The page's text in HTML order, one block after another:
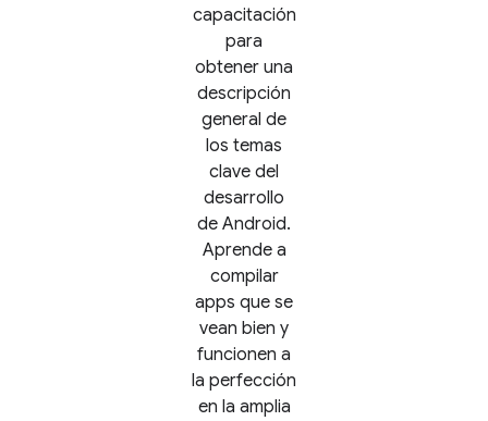
capacitación
para
obtener una
descripción
general de
los temas
clave del
desarrollo
de Android.
Aprende a
compilar
apps que se
vean bien y
funcionen a
la perfección
en la amplia